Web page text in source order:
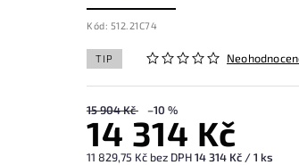
Kód: 512.21C74
TIP
15 904 Kč –10 %
14 314 Kč
11 829,75 Kč bez DPH14 314 Kč / 1 ks